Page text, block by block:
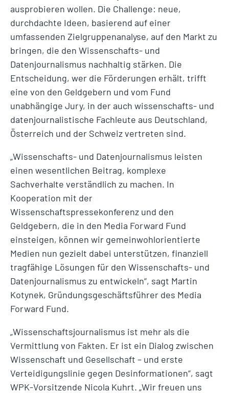
ausprobieren wollen. Die Challenge: neue,
durchdachte Ideen, basierend auf einer
umfassenden Zielgruppenanalyse, auf den Markt zu
bringen, die den Wissenschafts- und
Datenjournalismus nachhaltig stärken. Die
Entscheidung, wer die Förderungen erhält, trifft
eine von den Geldgebern und vom Fund
unabhängige Jury, in der auch wissenschafts- und
datenjournalistische Fachleute aus Deutschland,
Österreich und der Schweiz vertreten sind.
„Wissenschafts- und Datenjournalismus leisten
einen wesentlichen Beitrag, komplexe
Sachverhalte verständlich zu machen. In
Kooperation mit der
Wissenschaftspressekonferenz und den
Geldgebern, die in den Media Forward Fund
einsteigen, können wir gemeinwohlorientierte
Medien nun gezielt dabei unterstützen, finanziell
tragfähige Lösungen für den Wissenschafts- und
Datenjournalismus zu entwickeln“, sagt Martin
Kotynek, Gründungsgeschäftsführer des Media
Forward Fund.
„Wissenschaftsjournalismus ist mehr als die
Vermittlung von Fakten. Er ist ein Dialog zwischen
Wissenschaft und Gesellschaft – und erste
Verteidigungslinie gegen Desinformationen“, sagt
WPK-Vorsitzende Nicola Kuhrt. „Wir freuen uns